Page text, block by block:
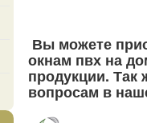
Вы можете
окнам пвх на
продукции.
вопросам в